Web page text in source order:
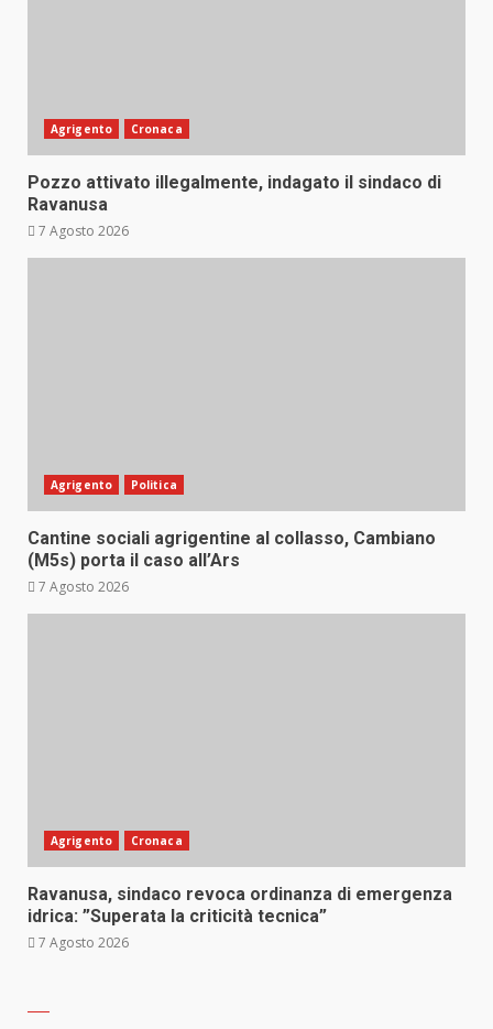
Agrigento Cronaca
Pozzo attivato illegalmente, indagato il sindaco di
Ravanusa
7 Agosto 2026
Agrigento Politica
Cantine sociali agrigentine al collasso, Cambiano
(M5s) porta il caso all’Ars
7 Agosto 2026
Agrigento Cronaca
Ravanusa, sindaco revoca ordinanza di emergenza
idrica: ”Superata la criticità tecnica”
7 Agosto 2026